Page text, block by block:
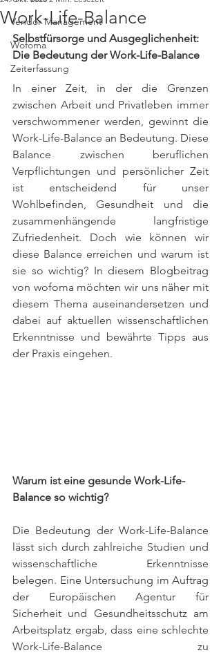
Vendor Management
Wofoma
Zeiterfassung
Work-Life-Balance
Selbstfürsorge und Ausgeglichenheit:
Die Bedeutung der Work-Life-Balance
In einer Zeit, in der die Grenzen
zwischen Arbeit und Privatleben immer
verschwommener werden, gewinnt die
Work-Life-Balance an Bedeutung. Diese
Balance zwischen beruflichen
Verpflichtungen und persönlicher Zeit
ist entscheidend für unser
Wohlbefinden, Gesundheit und die
zusammenhängende langfristige
Zufriedenheit. Doch wie können wir
diese Balance erreichen und warum ist
sie so wichtig? In diesem Blogbeitrag
von wofoma möchten wir uns näher mit
diesem Thema auseinandersetzen und
dabei auf aktuellen wissenschaftlichen
Erkenntnisse und bewährte Tipps aus
der Praxis eingehen.
Warum ist eine gesunde Work-Life-
Balance so wichtig?
Die Bedeutung der Work-Life-Balance
lässt sich durch zahlreiche Studien und
wissenschaftliche Erkenntnisse
belegen. Eine Untersuchung im Auftrag
der Europäischen Agentur für
Sicherheit und Gesundheitsschutz am
Arbeitsplatz ergab, dass eine schlechte
Work-Life-Balance zu